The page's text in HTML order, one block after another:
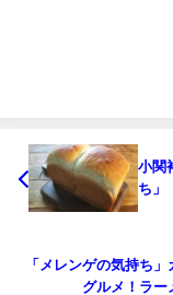
小関
ち」
「メレンゲの気持ち
グルメ！ラー